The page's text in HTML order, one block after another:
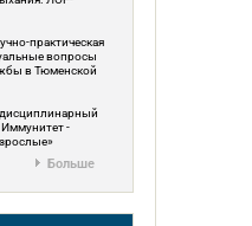
практическая
вопросы
в Тюменской
-
Больше